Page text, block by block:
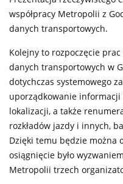
współpracy Metropolii z
danych transportowych.
Kolejny to rozpoczęcie
danych transportowych w
dotychczas systemowego
uporządkowanie
lokalizacji, a także
rozkładów jazdy i innych,
Dzięki temu będzie można
osiągnięcie było
Metropolii trzech